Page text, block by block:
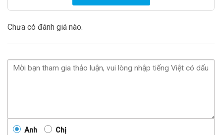
Chưa có đánh giá nào.
Anh Chị